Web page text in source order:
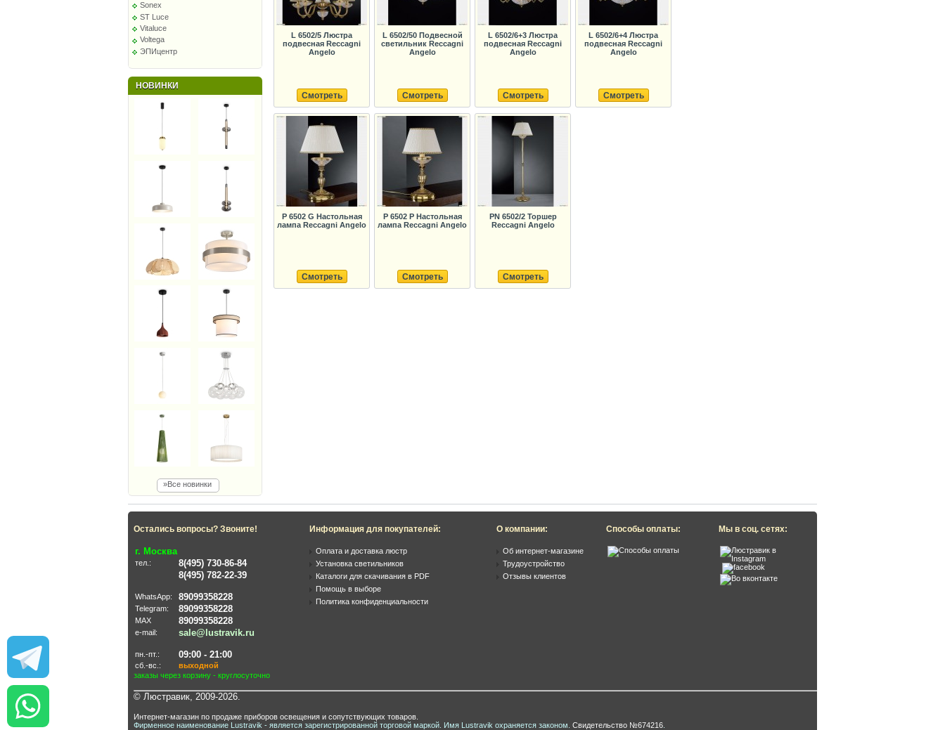
Sonex
ST Luce
Vitaluce
Voltega
ЭПИцентр
НОВИНКИ
»Все новинки
L 6502/5 Люстра
подвесная Reccagni
Angelo
Смотреть
L 6502/50 Подвесной
светильник Reccagni
Angelo
Смотреть
L 6502/6+3 Люстра
подвесная Reccagni
Angelo
Смотреть
L 6502/6+4 Люстра
подвесная Reccagni
Angelo
Смотреть
P 6502 G Настольная
лампа Reccagni Angelo
Смотреть
P 6502 P Настольная
лампа Reccagni Angelo
Смотреть
PN 6502/2 Торшер
Reccagni Angelo
Смотреть
Остались вопросы? Звоните!
г. Москва
тел.:
8(495) 730-86-84
8(495) 782-22-39
WhatsApp: 89099358228
Telegram: 89099358228
MAX 89099358228
e-mail: sale@lustravik.ru
пн.-пт.: 09:00 - 21:00
сб.-вс.:
выходной
заказы через корзину - круглосуточно
Информация для покупателей:
Оплата и доставка люстр
Установка светильников
Каталоги для скачивания в PDF
Помощь в выборе
Политика конфиденциальности
О компании:
Об интернет-магазине
Трудоустройство
Отзывы клиентов
Способы оплаты: Мы в соц. сетях:
© Люстравик, 2009-2026.
Интернет-магазин по продаже приборов освещения и сопутствующих товаров.
Фирменное наименование Lustravik - является зарегистрированной торговой маркой. Имя Lustravik охраняется законом. Свидетельство №674216